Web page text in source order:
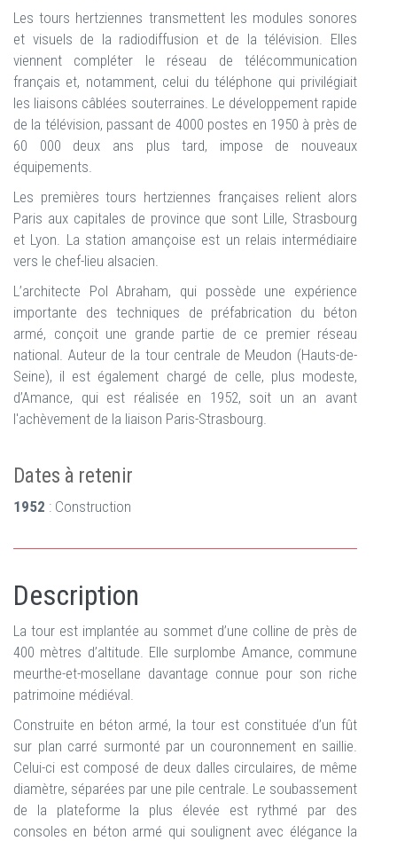
Les tours hertziennes transmettent les modules sonores
et visuels de la radiodiffusion et de la télévision. Elles
viennent compléter le réseau de télécommunication
français et, notamment, celui du téléphone qui privilégiait
les liaisons câblées souterraines. Le développement rapide
de la télévision, passant de 4000 postes en 1950 à près de
60 000 deux ans plus tard, impose de nouveaux
équipements.
Les premières tours hertziennes françaises relient alors
Paris aux capitales de province que sont Lille, Strasbourg
et Lyon. La station amançoise est un relais intermédiaire
vers le chef-lieu alsacien.
L’architecte Pol Abraham, qui possède une expérience
importante des techniques de préfabrication du béton
armé, conçoit une grande partie de ce premier réseau
national. Auteur de la tour centrale de Meudon (Hauts-de-
Seine), il est également chargé de celle, plus modeste,
d’Amance, qui est réalisée en 1952, soit un an avant
l'achèvement de la liaison Paris-Strasbourg.
Dates à retenir
1952 : Construction
Description
La tour est implantée au sommet d’une colline de près de
400 mètres d’altitude. Elle surplombe Amance, commune
meurthe-et-mosellane davantage connue pour son riche
patrimoine médiéval.
Construite en béton armé, la tour est constituée d’un fût
sur plan carré surmonté par un couronnement en saillie.
Celui-ci est composé de deux dalles circulaires, de même
diamètre, séparées par une pile centrale. Le soubassement
de la plateforme la plus élevée est rythmé par des
consoles en béton armé qui soulignent avec élégance la